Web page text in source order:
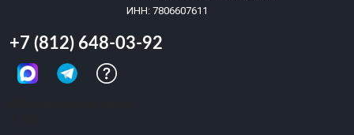
ИНН: 7806607611
+7 (812) 648-03-92